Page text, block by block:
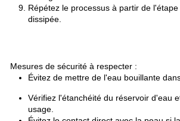
Répétez le processus à partir de
dissipée.
Mesures de sécurité à respecter :
Évitez de mettre de l'eau bouillante
Vérifiez l'étanchéité du réservoir d'eau
usage.